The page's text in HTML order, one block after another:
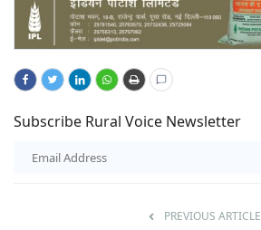
Subscribe Rural Voice Newsletter
PREVIOUS ARTICLE